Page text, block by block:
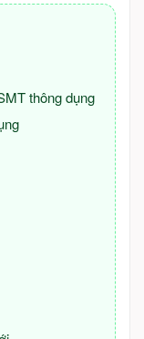
thông dụng